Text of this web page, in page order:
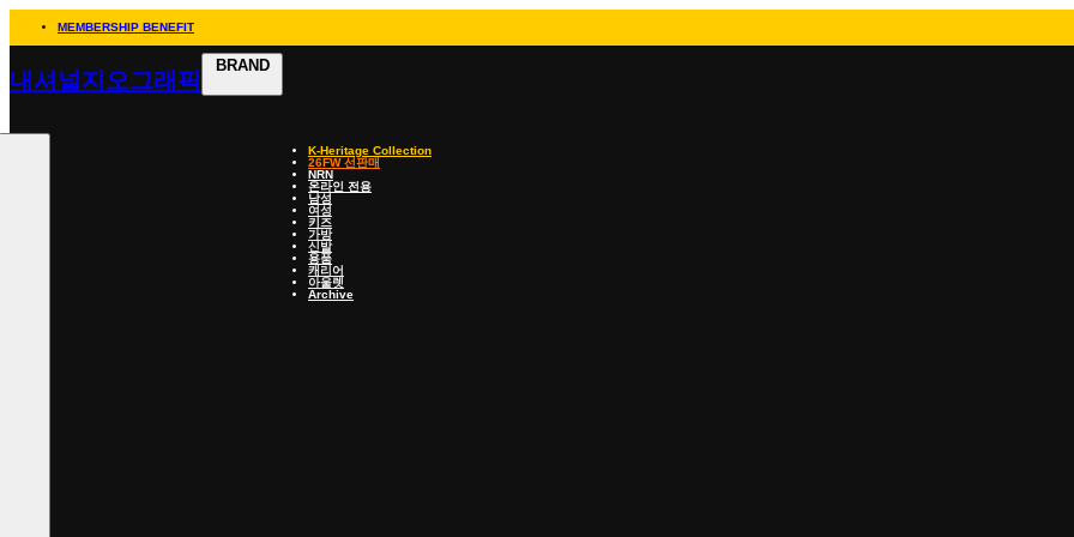
MEMBERSHIP BENEFIT
내셔널지오그래픽
BRAND
K-Heritage Collection
26FW 선판매
NRN
온라인 전용
남성
여성
키즈
가방
신발
용품
캐리어
아울렛
Archive